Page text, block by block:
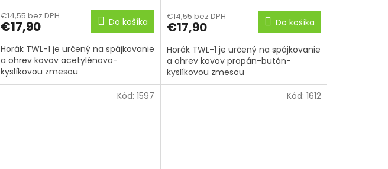
€14,55 bez DPH
€17,90 Do košíka
Horák TWL-1 je určený na spájkovanie
a ohrev kovov acetylénovo-
kyslíkovou zmesou
€14,55 bez DPH
€17,90 Do košíka
Horák TWL-1 je určený na spájkovanie
a ohrev kovov propán-bután-
kyslíkovou zmesou
Kód: 1597 Kód: 1612